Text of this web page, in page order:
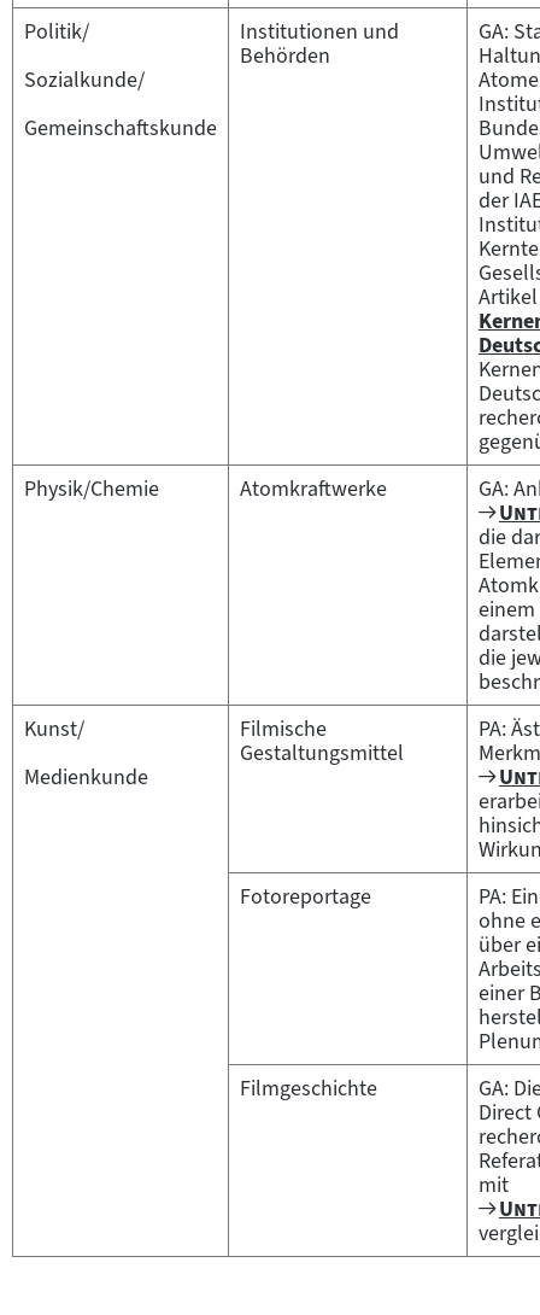
Politik/
Sozialkunde/
Gemeinschaftskunde
Institutionen und
Behörden
GA:
und
der
Artikel
Zum
Inhalt:
Physik/Chemie
Atomkraftwerke GA:
Zum
"
die
die
Kunst/
Medienkunde
Filmische
Gestaltungsmittel
PA:
Zum
"
Fotoreportage
PA:
ohne
über
einer
Filmgeschichte
GA:
Direct
mit
Zum
"